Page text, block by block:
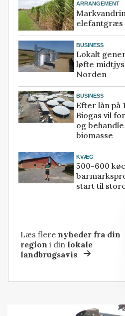
ARRANGEMENT
elefantgræs
BUSINESS
Lokalt
løfte
Norden
BUSINESS
Efter lån på
Biogas vil
og
biomasse
KVÆG
500-600
start til
Læs flere nyheder fra din
region i dinlokale
landbrugsavis